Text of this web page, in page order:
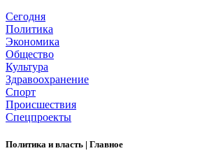
Сегодня
Политика
Экономика
Общество
Культура
Здравоохранение
Спорт
Происшествия
Спецпроекты
Политика и власть | Главное